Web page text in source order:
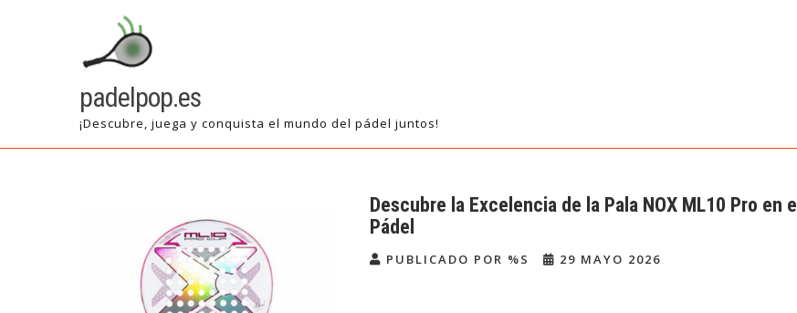
padelpop.es
¡Descubre, juega y conquista el mundo del pádel juntos!
Descubre la Excelencia de la Pala NOX ML10 Pro en el
Pádel
PUBLICADO POR %S 29 MAYO 2026